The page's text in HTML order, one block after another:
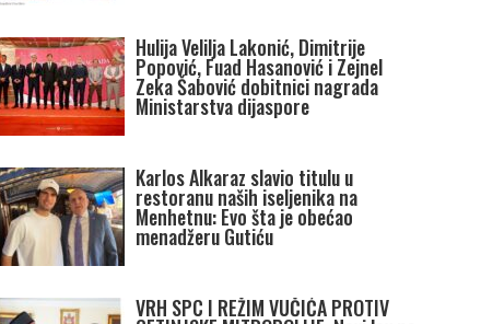
Hulija Velilja Lakonić, Dimitrije
Popović, Fuad Hasanović i Zejnel
Zeka Šabović dobitnici nagrada
Ministarstva dijaspore
Karlos Alkaraz slavio titulu u
restoranu naših iseljenika na
Menhetnu: Evo šta je obećao
menadžeru Gutiću
VRH SPC I REŽIM VUČIĆA PROTIV